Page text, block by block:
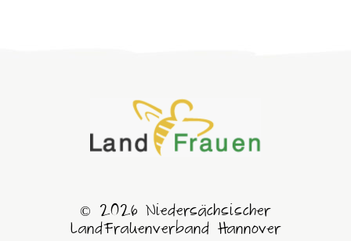
© 2026 Niedersächsischer
LandFrauenverband Hannover